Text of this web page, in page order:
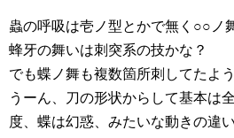
蟲の呼吸は壱ノ型とかで無く○○ノ
蜂牙の舞いは刺突系の技かな？
でも蝶ノ舞も複数箇所刺してたよう
うーん、刀の形状からして基本は
度、蝶は幻惑、みたいな動きの違い